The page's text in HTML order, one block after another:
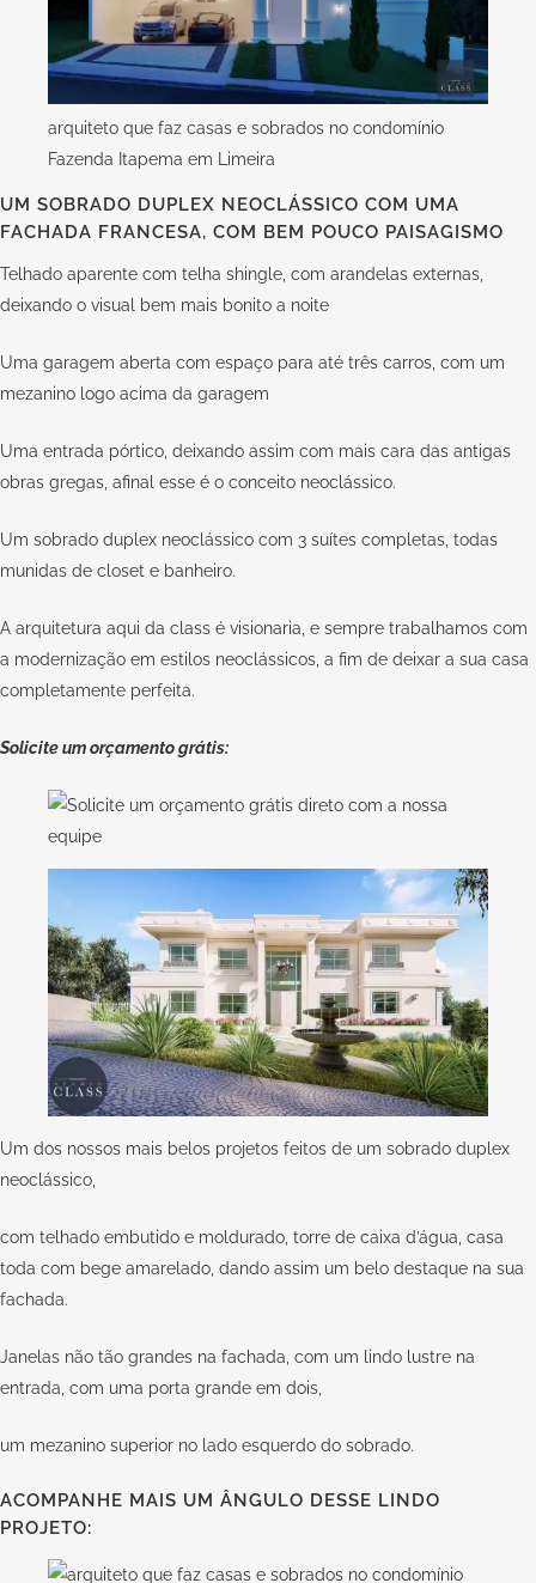
arquiteto que faz casas e sobrados no condomínio
Fazenda Itapema em Limeira
UM SOBRADO DUPLEX NEOCLÁSSICO COM UMA
FACHADA FRANCESA, COM BEM POUCO PAISAGISMO
Telhado aparente com telha shingle, com arandelas externas,
deixando o visual bem mais bonito a noite
Uma garagem aberta com espaço para até três carros, com um
mezanino logo acima da garagem
Uma entrada pórtico, deixando assim com mais cara das antigas
obras gregas, afinal esse é o conceito neoclássico.
Um sobrado duplex neoclássico com 3 suítes completas, todas
munidas de closet e banheiro.
A arquitetura aqui da class é visionaria, e sempre trabalhamos com
a modernização em estilos neoclássicos, a fim de deixar a sua casa
completamente perfeita.
Solicite um orçamento grátis:
Um dos nossos mais belos projetos feitos de um sobrado duplex
neoclássico,
com telhado embutido e moldurado, torre de caixa d’água, casa
toda com bege amarelado, dando assim um belo destaque na sua
fachada.
Janelas não tão grandes na fachada, com um lindo lustre na
entrada, com uma porta grande em dois,
um mezanino superior no lado esquerdo do sobrado.
ACOMPANHE MAIS UM ÂNGULO DESSE LINDO
PROJETO: